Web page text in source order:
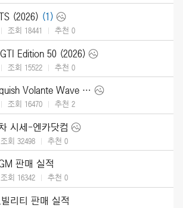
(2026) (1)
조회 18441 추천 0
Edition 50 (2026)
조회 15522 추천 0
애스턴 마틴 Vanquish Volante Wave Edition (2026)
조회 16470 추천 2
시세-엔카닷컴
조회 32498 추천 0
판매 실적
조회 16342 추천 0
리티 판매 실적